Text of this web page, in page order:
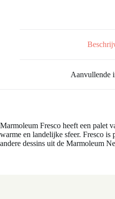
Aanvullende
Marmoleum Fresco heeft een palet
warme en landelijke sfeer. Fresco is
andere dessins uit de Marmoleum